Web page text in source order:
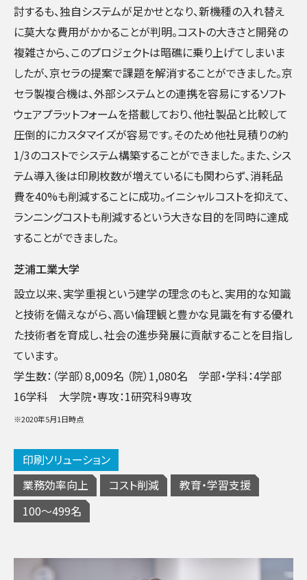
討するも、独自システムが足かせとなり、新機種の入れ替え
に莫大な費用がかかることが判明。コストの大きさと開発の
複雑さから、このプロジェクトは暗礁に乗り上げてしまいま
したが、京セラの提案で課題を解消することができました。京
セラ製複合機は、外部システムとの連携を容易にするソフト
ウェアプラットフォームを搭載しており、他社製品と比較して
圧倒的にカスタマイズが容易です。そのため他社見積りの約
1/3のコストでシステム構築することができました。また、シス
テム導入後は印刷枚数が増えているにも関わらず、消耗品
費を40%も削減することに成功。イニシャルコストを抑えて、
ランニングコストも削減するという大きな目的を同時に達成
することができました。
芝浦工業大学
設立以来、実学重視という建学の理念のもと、実用的な知識
と技術を備えながら、高い倫理観と豊かな見識を有する優れ
た技術者を育成し、社会の進歩発展に貢献することを目指し
ています。
学生数：（学部）8,009名 （院）1,080名 学部・学科：4学部
16学科 大学院・専攻：1研究科9専攻
※2020年5月1日時点
印刷ソリューション
業務効率向上
コスト削減
教育・学習支援
100～499名